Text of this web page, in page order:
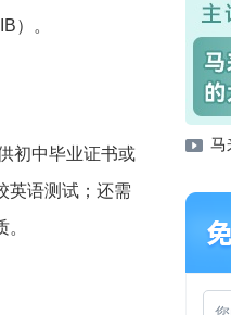
）。
初中毕业证书或
英语测试；还需
马